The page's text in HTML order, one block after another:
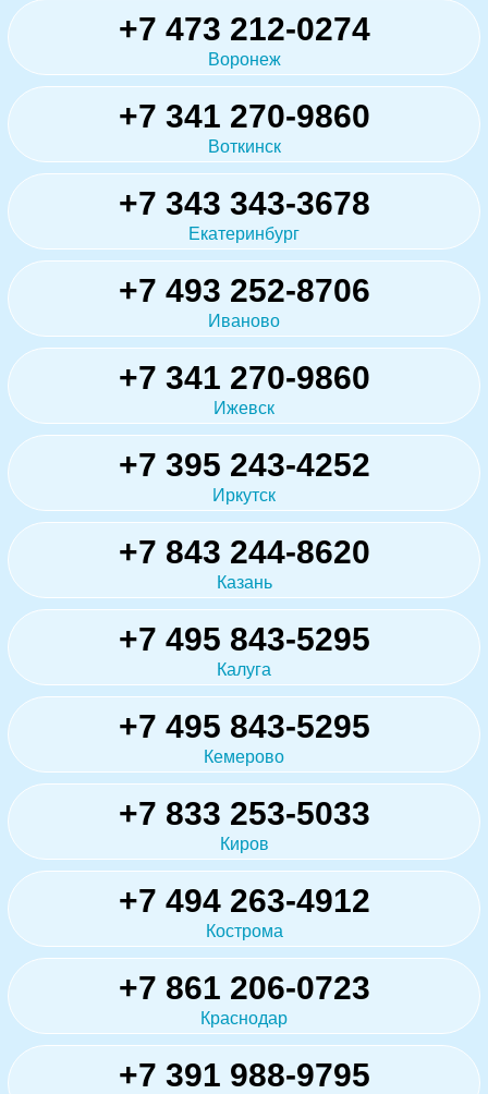
+7 473 212-0274
Воронеж
+7 341 270-9860
Воткинск
+7 343 343-3678
Екатеринбург
+7 493 252-8706
Иваново
+7 341 270-9860
Ижевск
+7 395 243-4252
Иркутск
+7 843 244-8620
Казань
+7 495 843-5295
Калуга
+7 495 843-5295
Кемерово
+7 833 253-5033
Киров
+7 494 263-4912
Кострома
+7 861 206-0723
Краснодар
+7 391 988-9795